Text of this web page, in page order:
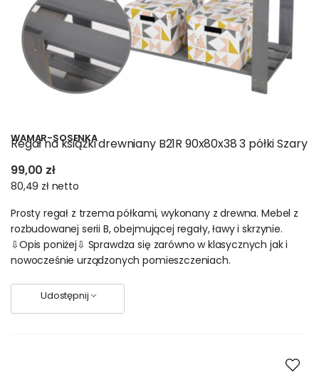
WAMAR-SOSENKA
Regał na książki drewniany B21R 90x80x38 3 półki Szary
99,00 zł
80,49 zł netto
Prosty regał z trzema półkami, wykonany z drewna. Mebel z
rozbudowanej serii B, obejmującej regały, ławy i skrzynie.
⇩Opis poniżej⇩ Sprawdza się zarówno w klasycznych jak i
nowocześnie urządzonych pomieszczeniach.
Udostępnij